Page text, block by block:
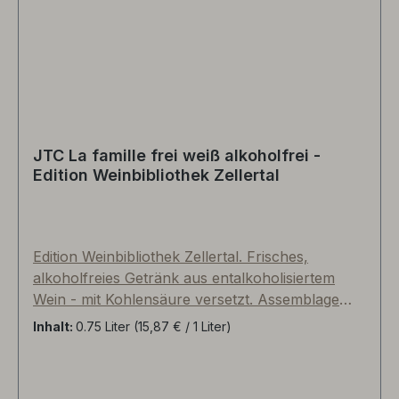
JTC La famille frei weiß alkoholfrei -
Edition Weinbibliothek Zellertal
Edition Weinbibliothek Zellertal. Frisches,
alkoholfreies Getränk aus entalkoholisiertem
Wein - mit Kohlensäure versetzt. Assemblage
aus aromatischen und säurefrischen weißen
Inhalt: 0.75 Liter (15,87 € / 1 Liter)